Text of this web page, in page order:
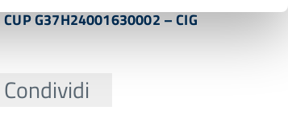
G37H24001630002 – CIG
Condividi